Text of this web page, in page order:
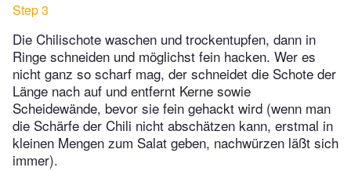
Step 3
Die Chilischote waschen und trockentupfen, dann in
Ringe schneiden und möglichst fein hacken. Wer es
nicht ganz so scharf mag, der schneidet die Schote der
Länge nach auf und entfernt Kerne sowie
Scheidewände, bevor sie fein gehackt wird (wenn man
die Schärfe der Chili nicht abschätzen kann, erstmal in
kleinen Mengen zum Salat geben, nachwürzen läßt sich
immer).